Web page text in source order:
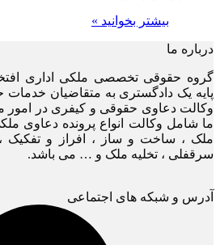
بیشتر بخوانید »
درباره ما
گروه حقوقی تخصصی ملکی اداری
پایه یک دادگستری به متقاضیان خدمات
وکالت دعاوی حقوقی و کیفری در امور
ما شامل وکالت انواع پرونده دعاوی
ملک ، ساخت و ساز ، افراز و تفکیک
سرقفلی ، تخلیه ملک و … می باشد.
آدرس و شبکه های اجتماعی